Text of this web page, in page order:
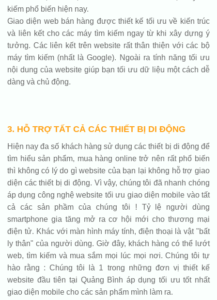
kiếm phổ biến hiện nay.
Giao diện web bán hàng được thiết kế tối ưu về kiến trúc
và liên kết cho các máy tìm kiếm ngay từ khi xây dựng ý
tưởng. Các liên kết trên website rất thân thiện với các bộ
máy tìm kiếm (nhất là Google). Ngoài ra tính năng tối ưu
nội dung của website giúp bạn tối ưu dữ liệu một cách dễ
dàng và chủ động.
3. HỖ TRỢ TẤT CẢ CÁC THIẾT BỊ DI ĐỘNG
Hiện nay đa số khách hàng sử dụng các thiết bị di động để
tìm hiểu sản phẩm, mua hàng online trở nên rất phổ biến
thì không có lý do gì website của bạn lại không hỗ trợ giao
diện các thiết bị di động. Vì vậy, chúng tôi đã nhanh chóng
áp dụng công nghệ website tối ưu giao diện mobile vào tất
cả các sản phầm của chúng tôi ! Tỷ lệ người dùng
smartphone gia tăng mở ra cơ hội mới cho thương mại
điện tử. Khác với màn hình máy tính, điện thoại là vật "bất
ly thân" của người dùng. Giờ đây, khách hàng có thể lướt
web, tìm kiếm và mua sắm mọi lúc mọi nơi. Chúng tôi tự
hào rằng : Chúng tôi là 1 trong những đơn vị thiết kế
website đầu tiên tại Quảng Bình áp dụng tối ưu tốt nhất
giao diện mobile cho các sản phẩm mình làm ra.